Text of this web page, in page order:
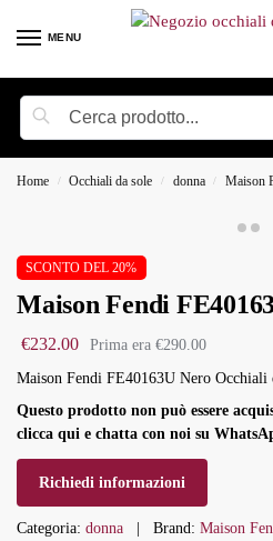
MENU
Home / Occhiali da sole / donna / Maison
SCONTO DEL 20%
Maison Fendi
€290.00
€232.00
Maison Fendi FE40163U Nero Occhiali
Questo prodotto non può essere
clicca qui e chatta con noi su
Richiedi informazioni
Categoria: donna Brand: Maison